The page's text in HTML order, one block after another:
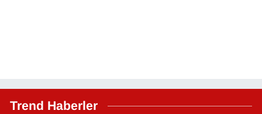
Trend Haberler